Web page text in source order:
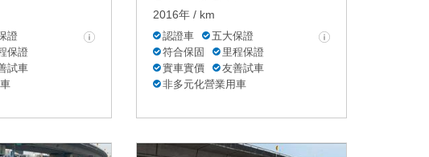
證
保證
試車
2016年 / km
認證車
五大保證
符合保固
里程保證
實車實價
友善試車
非多元化營業用車